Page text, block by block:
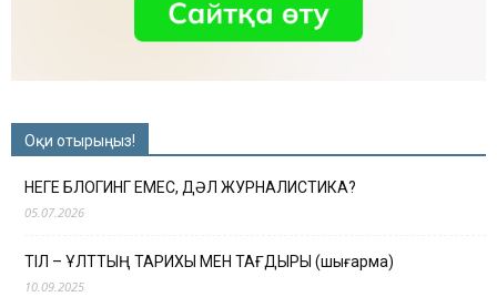
Оқи отырыңыз!
НЕГЕ БЛОГИНГ ЕМЕС, ДӘЛ ЖУРНАЛИСТИКА?
05.07.2026
ТІЛ – ҰЛТТЫҢ ТАРИХЫ МЕН ТАҒДЫРЫ (шығарма)
10.09.2025